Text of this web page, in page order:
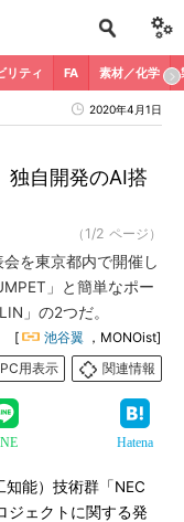
リティ FA 素材／化学
2020年4月1日
独自開発のAI搭
（1/2 ページ）
を東京都内で開催し
」と簡単なポー
」の2つだ。
[ 池谷翼 ，MONOist]
PC用表示
関連情報
Hatena
能）技術群「NEC
ジェクトに関する発